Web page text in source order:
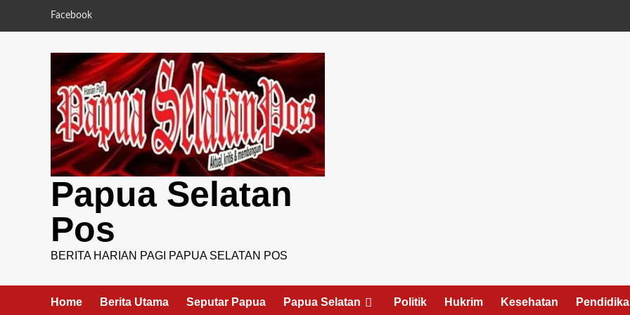
Facebook
Papua Selatan
Pos
BERITA HARIAN PAGI PAPUA SELATAN POS
Home Berita Utama Seputar Papua Papua Selatan Politik Hukrim Kesehatan